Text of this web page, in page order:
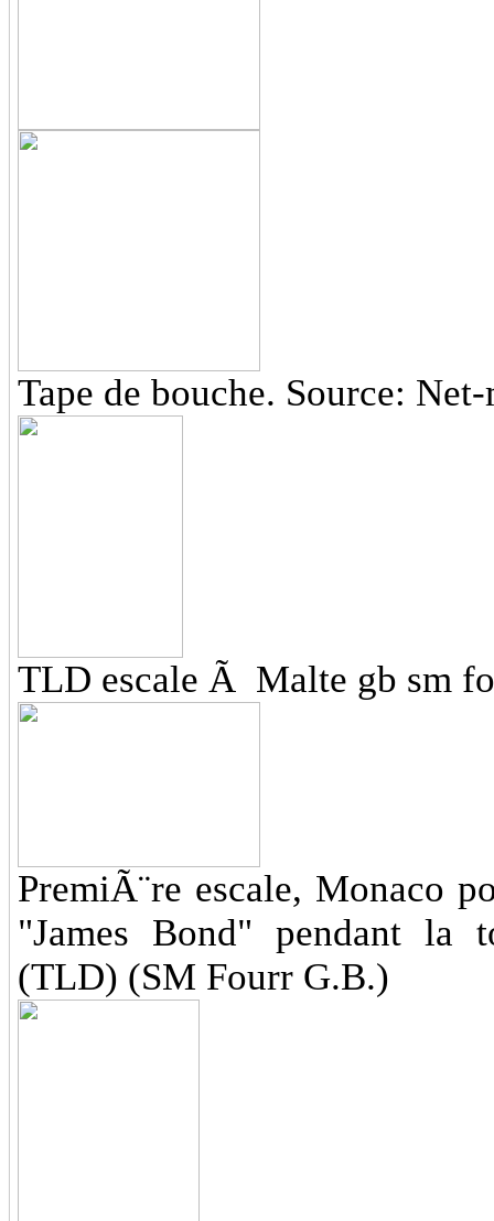
Tape de bouche. Source:
TLD escale Ã Malte gb sm
PremiÃ¨re escale, Monaco
"James Bond" pendant la
(TLD) (SM Fourr G.B.)